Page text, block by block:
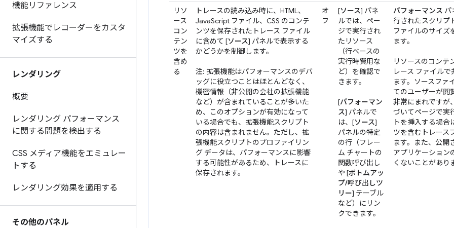
機能リファレンス
拡張機能でレコーダーをカスタ
マイズする
レンダリング
概要
レンダリング パフォーマンス
に関する問題を検出する
CSS メディア機能をエミュレー
トする
レンダリング効果を適用する
その他のパネル
リソ
ース
コン
テン
ツを
含め
る
トレースの読み込み時に、HTML、
JavaScript ファイル、CSS のコンテ
ンツを保存されたトレース ファイル
に含めて [ソース] パネルで表示する
かどうかを制御します。
注: 拡張機能はパフォーマンスのデバ
ッグに役立つことはほとんどなく、
機密情報（非公開の会社の拡張機能
など）が含まれていることが多いた
め、このオプションが有効になって
いる場合でも、拡張機能スクリプト
の内容は含まれません。ただし、拡
張機能スクリプトのプロファイリン
グ データは、パフォーマンスに影響
する可能性があるため、トレースに
保存されます。
オ
フ
[ソース] パネ
ルでは、ペー
ジで実行され
たリソース
（行ベースの
実行時費用な
ど）を確認で
きます。
[パフォーマン
ス] パネルで
は、[ソース]
パネルの特定
の行（フレー
ム チャートの
関数呼び出し
や [ボトムアッ
プ/呼び出しツ
リー] テーブル
など）にリン
クできます。
パフォーマンス パ
行されたスクリプ
ファイルのサイズ
ます。
リソースのコンテ
レース ファイル
ます。ソースファ
てのユーザーが閲
非常にまれですが
づいてページで実
トを挿入する場合
ツを含むトレース
ます。また、公開
アプリケーション
くないことがあり